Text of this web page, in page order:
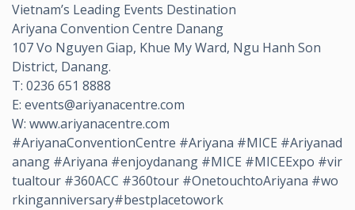
Vietnam’s Leading Events Destination
Ariyana Convention Centre Danang
107 Vo Nguyen Giap, Khue My Ward, Ngu Hanh Son
District, Danang.
T: 0236 651 8888
E: events@ariyanacentre.com
W: www.ariyanacentre.com
#AriyanaConventionCentre #Ariyana #MICE #Ariyanad
anang #Ariyana #enjoydanang #MICE #MICEExpo #vir
tualtour #360ACC #360tour #OnetouchtoAriyana #wo
rkinganniversary#bestplacetowork